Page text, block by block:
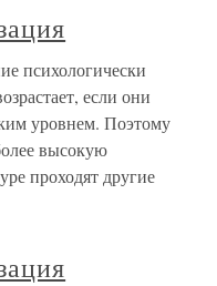
психологически
если они
уровнем. Поэтому
высокую
проходят другие